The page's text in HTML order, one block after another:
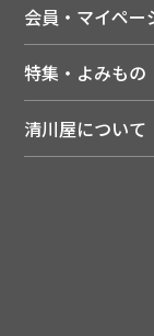
領収書について
送料について
配達日について
返品について
よくあるご質
あんしんの
品質保証に
季節のカタロ
店舗・ECポ
LINEお友だち
会員・マイペー
会員特典につ
注文履歴
特集・よみもの
メディア掲載
清川屋のレビ
清川屋について